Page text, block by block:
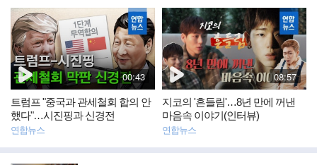
동
영
상
뉴
스
재
생
시
간
00:43
트럼프 "중국과 관세철회 합의 안
했다"…시진핑과 신경전
연합뉴스
동
영
상
뉴
스
재
생
시
간
08:57
지코의 '흔들림'…8년 만에 꺼낸
마음속 이야기(인터뷰)
연합뉴스